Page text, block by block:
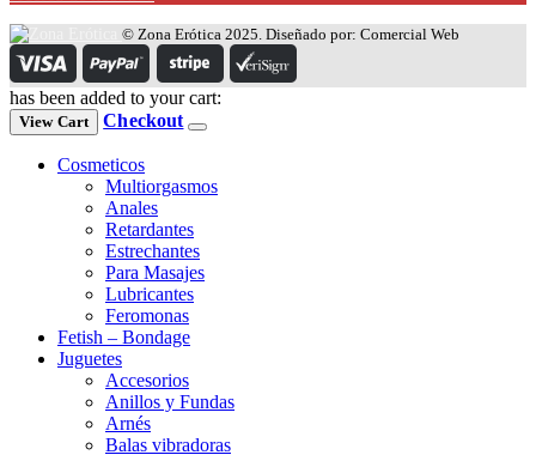
© Zona Erótica 2025. Diseñado por: Comercial Web
has been added to your cart:
View Cart Checkout
Cosmeticos
Multiorgasmos
Anales
Retardantes
Estrechantes
Para Masajes
Lubricantes
Feromonas
Fetish – Bondage
Juguetes
Accesorios
Anillos y Fundas
Arnés
Balas vibradoras